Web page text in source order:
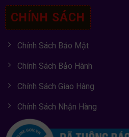
CHÍNH SÁCH
Chính Sách Bảo Mật
Chính Sách Bảo Hành
Chính Sách Giao Hàng
Chính Sách Nhận Hàng